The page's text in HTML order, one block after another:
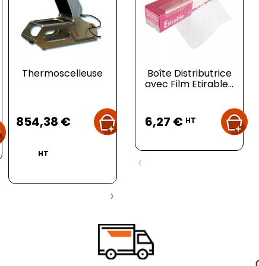
Thermoscelleuse
854,38 €
HT
Table Inox avec
Etagère - P 700 mm
157,98 €
HT
›
Boîte Distributrice
avec Film Etirable...
6,27 € HT
‹